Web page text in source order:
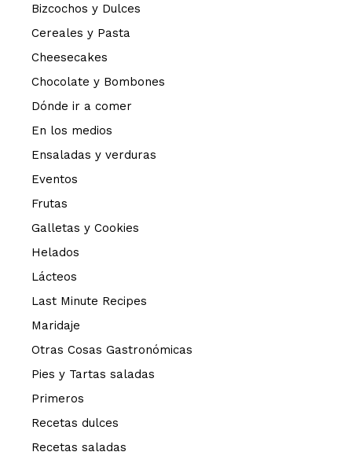
Bizcochos y Dulces
Cereales y Pasta
Cheesecakes
Chocolate y Bombones
Dónde ir a comer
En los medios
Ensaladas y verduras
Eventos
Frutas
Galletas y Cookies
Helados
Lácteos
Last Minute Recipes
Maridaje
Otras Cosas Gastronómicas
Pies y Tartas saladas
Primeros
Recetas dulces
Recetas saladas